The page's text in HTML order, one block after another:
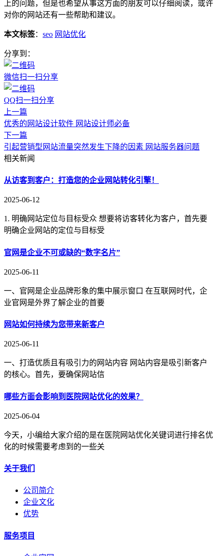
上的问题，但是也希望从事这方面的朋友可以仔细阅读，或许
对你的网站还有一些帮助和建议。
本文标签： seo 网站优化
分享到：
微信扫一扫分享
QQ扫一扫分享
上一篇
优秀的网站设计软件 网站设计师必备
下一篇
引起营销型网站流量突然发生下降的因素 网站服务器问题
相关新闻
从访客到客户：打造您的企业网站转化引擎！
2025-06-12
1. 明确网站定位与目标受众 想要将访客转化为客户，首先要
明确企业网站的定位与目标受
官网是企业不可或缺的“数字名片”
2025-06-11
一、官网是企业品牌形象的集中展示窗口 在互联网时代，企
业官网是外界了解企业的首要
网站如何持续为您带来新客户
2025-06-11
一、打造优质且有吸引力的网站内容 网站内容是吸引新客户
的核心。首先，要确保网站信
哪些方面会影响到医院网站优化的效果？
2025-06-04
今天，小编给大家介绍的是在医院网站优化关键词进行排名优
化的时候需要考虑到的一些关
关于我们
公司简介
企业文化
优势
服务项目